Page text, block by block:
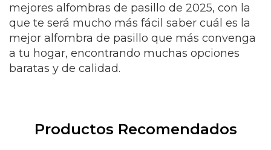
mejores alfombras de pasillo de 2025, con la
que te será mucho más fácil saber cuál es la
mejor alfombra de pasillo que más convenga
a tu hogar, encontrando muchas opciones
baratas y de calidad.
Productos Recomendados